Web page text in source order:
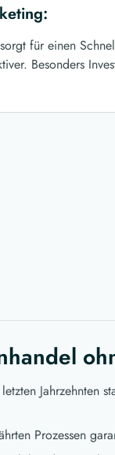
für einen
Besonders
Jahrzehnten
Prozessen